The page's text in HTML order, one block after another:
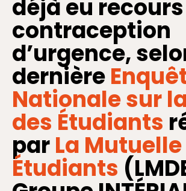
déjà eu
contraception
d’urgence,
dernière
Nationale sur
des Étudiants
parLa Mutuelle
Étudiants